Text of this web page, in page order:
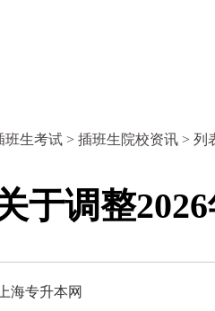
班生考试 > 插班生院校资讯 > 列
于调整
上海专升本网